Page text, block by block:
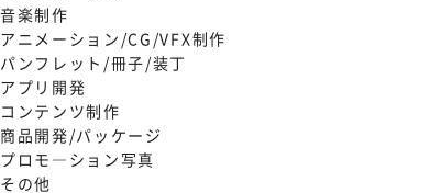
音楽制作
アニメーション/CG/VFX制作
パンフレット/冊子/装丁
アプリ開発
コンテンツ制作
商品開発/パッケージ
プロモ―ション写真
その他